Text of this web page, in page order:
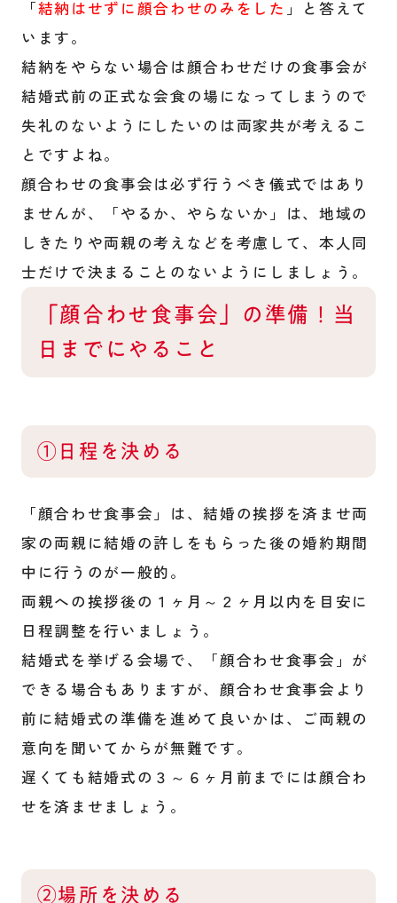
「結納はせずに顔合わせのみをした 」と答えて
います。
結納をやらない場合は顔合わせだけの食事会が
結婚式前の正式な会食の場になってしまうので
失礼のないようにしたいのは両家共が考えるこ
とですよね。
顔合わせの食事会は必ず行うべき儀式ではあり
ませんが、「やるか、やらないか」は、地域の
しきたりや両親の考えなどを考慮して、本人同
士だけで決まることのないようにしましょう。
「顔合わせ食事会」の準備！当
日までにやること
①日程を決める
「顔合わせ食事会」は、結婚の挨拶を済ませ両
家の両親に結婚の許しをもらった後の婚約期間
中に行うのが一般的。
両親への挨拶後の１ヶ月～２ヶ月以内を目安に
日程調整を行いましょう。
結婚式を挙げる会場で、「顔合わせ食事会」が
できる場合もありますが、顔合わせ食事会より
前に結婚式の準備を進めて良いかは、ご両親の
意向を聞いてからが無難です。
遅くても結婚式の３～６ヶ月前までには顔合わ
せを済ませましょう。
②場所を決める